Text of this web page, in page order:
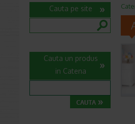
Cauta pe site
Cauta un produs
in Catena